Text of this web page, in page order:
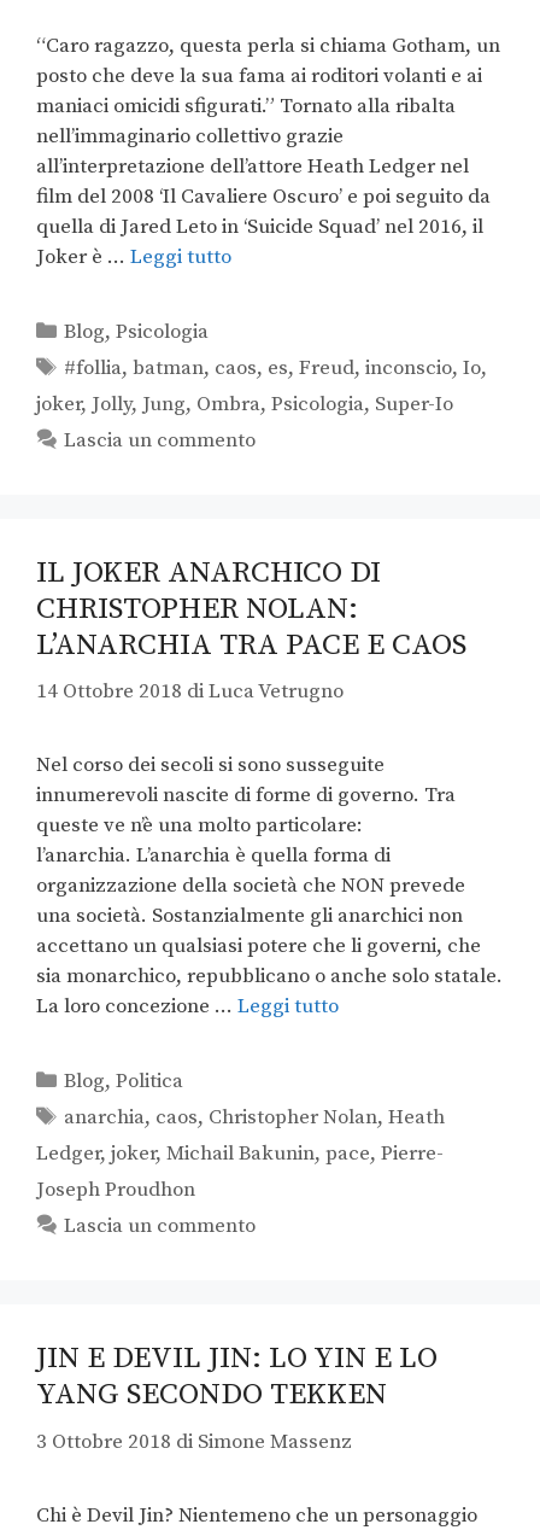
“Caro ragazzo, questa perla si chiama Gotham, un
posto che deve la sua fama ai roditori volanti e ai
maniaci omicidi sfigurati.” Tornato alla ribalta
nell’immaginario collettivo grazie
all’interpretazione dell’attore Heath Ledger nel
film del 2008 ‘Il Cavaliere Oscuro’ e poi seguito da
quella di Jared Leto in ‘Suicide Squad’ nel 2016, il
Joker è … Leggi tutto
Blog,Psicologia
#follia,batman, caos, es,Freud,inconscio,Io,
joker, Jolly, Jung, Ombra, Psicologia, Super-Io
Lascia un commento
IL JOKER ANARCHICO DI
CHRISTOPHER NOLAN:
L’ANARCHIA TRA PACE E CAOS
14 Ottobre 2018 diLuca Vetrugno
Nel corso dei secoli si sono susseguite
innumerevoli nascite di forme di governo. Tra
queste ve n’è una molto particolare:
l’anarchia. L’anarchia è quella forma di
organizzazione della società che NON prevede
una società. Sostanzialmente gli anarchici non
accettano un qualsiasi potere che li governi, che
sia monarchico, repubblicano o anche solo statale.
La loro concezione … Leggi tutto
Blog,Politica
anarchia, caos, Christopher Nolan,Heath
Ledger, joker, Michail Bakunin, pace, Pierre-
Joseph Proudhon
Lascia un commento
JIN E DEVIL JIN: LO YIN E LO
YANG SECONDO TEKKEN
3 Ottobre 2018 di Simone Massenz
Chi è Devil Jin? Nientemeno che un personaggio